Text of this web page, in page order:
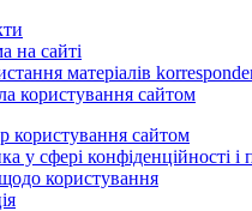
на сайті
матеріалів
користування сайтом
користування сайтом
у сфері конфіденційності
користування